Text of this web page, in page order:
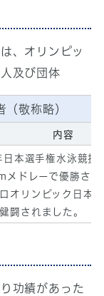
、オリンピッ
及び団体
敬称略）
内容
日本選手権水泳競技
メドレーで優勝さ
オリンピック日本
闘されました。
功績があった